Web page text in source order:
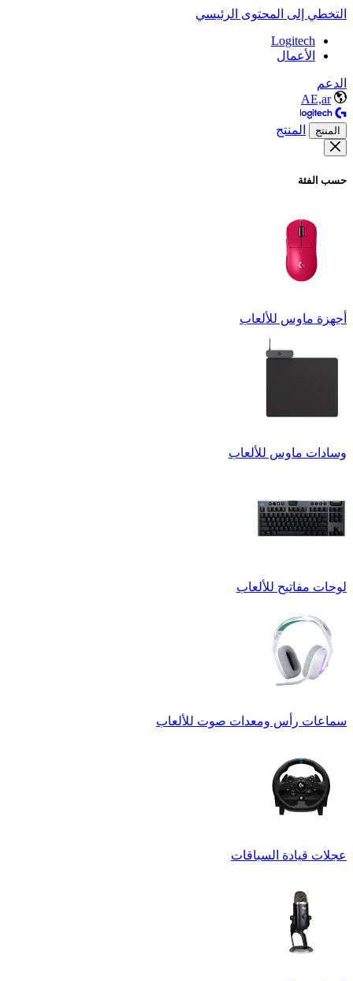
التخطي إلى المحتوى الرئيسي
Logitech
الأعمال
الدعم
AE,ar
المنتج المنتج
حسب الفئة
أجهزة ماوس للألعاب
وسادات ماوس للألعاب
لوحات مفاتيح للألعاب
سماعات رأس ومعدات صوت للألعاب
عجلات قيادة السباقات